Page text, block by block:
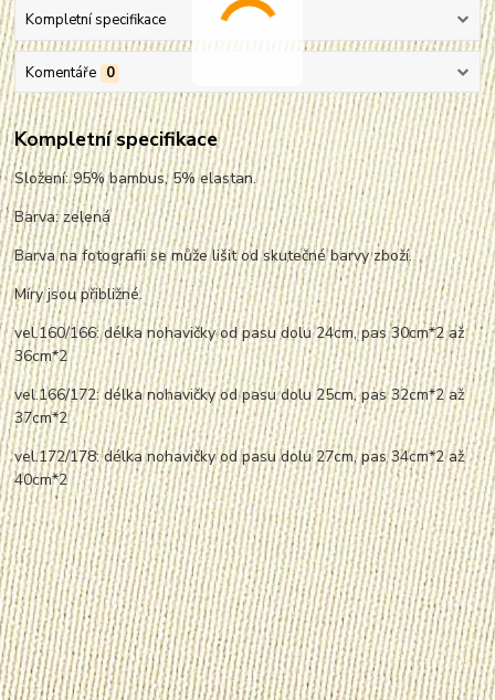
Kompletní specifikace
Komentáře 0
Kompletní specifikace
Složení: 95% bambus, 5% elastan.
Barva: zelená
Barva na fotografii se může lišit od skutečné barvy zboží.
Míry jsou přibližné.
vel.160/166: délka nohavičky od pasu dolu 24cm, pas 30cm*2 až
36cm*2
vel.166/172: délka nohavičky od pasu dolu 25cm, pas 32cm*2 až
37cm*2
vel.172/178: délka nohavičky od pasu dolu 27cm, pas 34cm*2 až
40cm*2